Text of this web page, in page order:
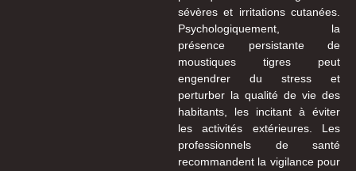
sévères et irritations cutanées.
Psychologiquement, la
présence persistante de
moustiques tigres peut
engendrer du stress et
perturber la qualité de vie des
habitants, les incitant à éviter
les activités extérieures. Les
professionnels de santé
recommandent la vigilance pour